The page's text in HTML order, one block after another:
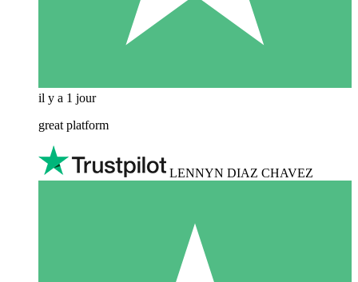
il y a 1 jour
great platform
LENNYN DIAZ CHAVEZ